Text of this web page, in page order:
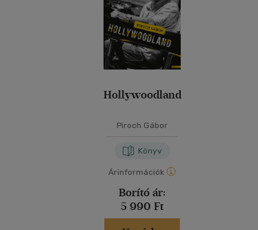
Hollywoodland
Piroch Gábor
Könyv
Árinformációk
Borító ár:
5 990 Ft